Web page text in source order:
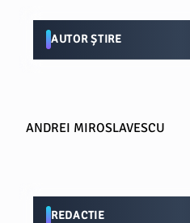
AUTOR ȘTIRE
ANDREI MIROSLAVESCU
REDACTIE